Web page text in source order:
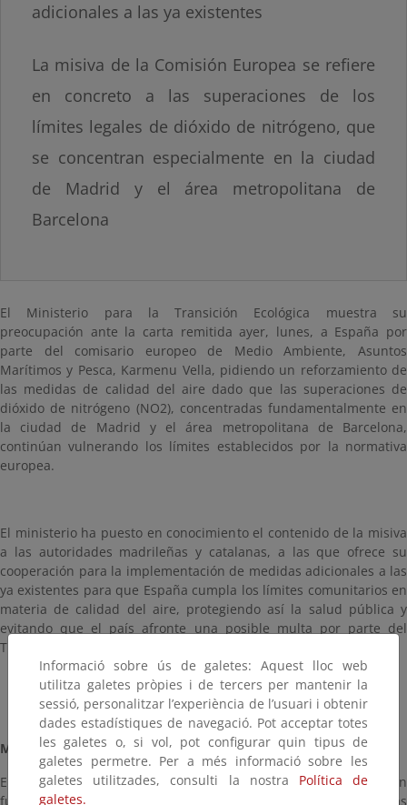
adicionales a las ya existentes
La misiva de la Comisión Europea se refiere
en concreto a las superaciones de los
límites legales de dióxido de nitrógeno, que
se concentran especialmente en la ciudad
de Madrid y el área metropolitana de
Barcelona
El Ministerio para la Transición Ecológica muestra su
preocupación ante la carta remitida ayer, lunes, a España por
parte del comisario europeo de Medio Ambiente, Asuntos
Marítimos y Pesca, Karmenu Vella, pidiendo un reforzamiento de
las medidas de calidad del aire dado que las superaciones de
dióxido de nitrógeno (NO2), concentradas fundamentalmente en
la ciudad de Madrid y el área metropolitana de Barcelona,
continúan vulnerando los límites establecidos por la normativa
europea.
El ministerio ha puesto en conocimiento el contenido de la misiva
a las autoridades madrileñas y catalanas, a las que ofrece su
cooperación para la implementación de medidas adicionales a las
ya existentes para que España cumpla los límites comunitarios en
materia de calidad del aire, protegiendo así la salud pública y
evitando que el país afronte una posible multa por parte del
Tribunal de Justicia de la Unión Europea (TJUE).
MÁS ESFUERZOS
En la carta remitida a la ministra para la Transición Ecológica en
funciones, el comisario señala que es necesario adoptar medidas
Informació sobre ús de galetes: Aquest lloc web
utilitza galetes pròpies i de tercers per mantenir la
sessió, personalitzar l’experiència de l’usuari i obtenir
dades estadístiques de navegació. Pot acceptar totes
les galetes o, si vol, pot configurar quin tipus de
galetes permetre. Per a més informació sobre les
galetes utilitzades, consulti la nostra Política de
galetes.